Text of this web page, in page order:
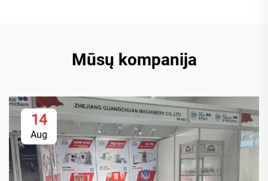
Mūsų kompanija
14
Aug